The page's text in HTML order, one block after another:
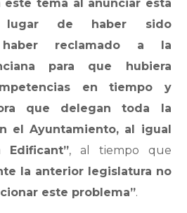
tema al anunciar esta
lugar de haber sido
reclamado a la
para que hubiera
en tiempo y
que delegan toda la
el Ayuntamiento, al igual
, al tiempo que
la anterior legislatura no
este problema”.